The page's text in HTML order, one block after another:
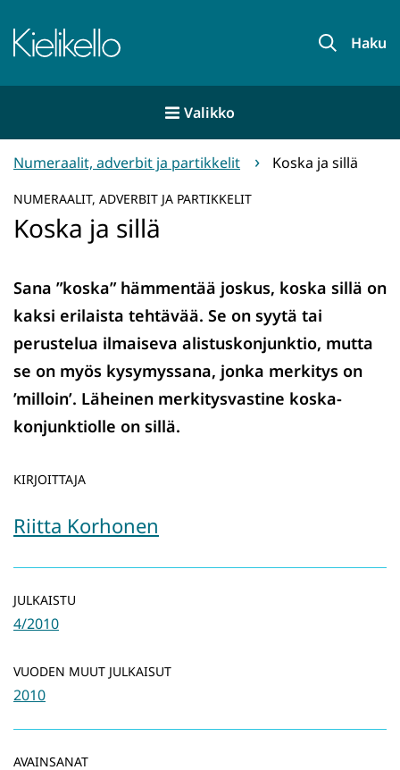
sisältöön
Etusivu Haku
Valikko
Numeraalit, adverbit ja partikkelit Koska ja sillä
NUMERAALIT, ADVERBIT JA PARTIKKELIT
Koska ja sillä
Sana ”koska” hämmentää joskus, koska sillä on
kaksi erilaista tehtävää. Se on syytä tai
perustelua ilmaiseva alistuskonjunktio, mutta
se on myös kysymyssana, jonka merkitys on
’milloin’. Läheinen merkitysvastine koska-
konjunktiolle on sillä.
KIRJOITTAJA
Riitta Korhonen
JULKAISTU
4/2010
VUODEN MUUT JULKAISUT
2010
AVAINSANAT